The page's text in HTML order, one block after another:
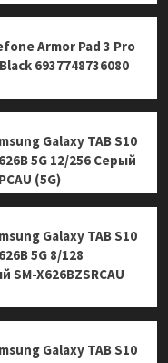
Armor Pad 3 Pro
6937748736080
Galaxy TAB S10
5G 12/256 Серый
(5G)
Galaxy TAB S10
5G 8/128
SM-X626BZSRCAU
Galaxy TAB S10